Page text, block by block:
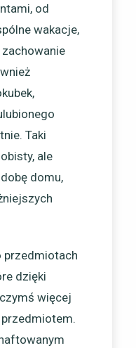
od
wakacje,
Taki
ale
domu,
przedmiotach
dzięki
więcej